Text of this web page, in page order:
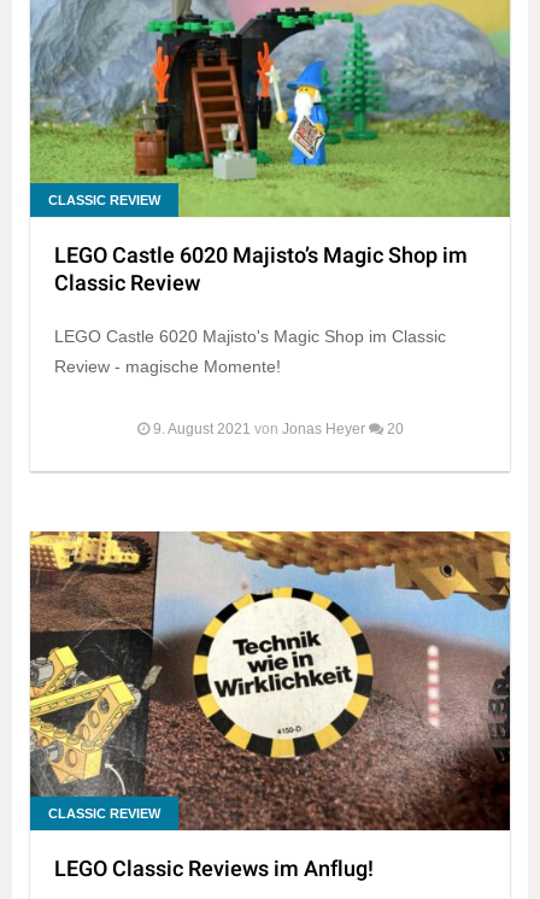
CLASSIC REVIEW
LEGO Castle 6020 Majisto’s Magic Shop im
Classic Review
LEGO Castle 6020 Majisto's Magic Shop im Classic
Review - magische Momente!
9. August 2021 von Jonas Heyer 20
CLASSIC REVIEW
LEGO Classic Reviews im Anflug!